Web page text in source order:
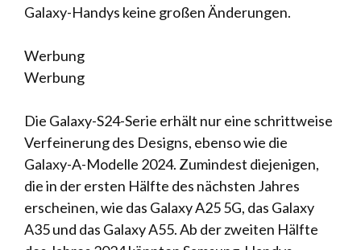
Galaxy-Handys keine großen Änderungen.
Werbung
Werbung
Die Galaxy-S24-Serie erhält nur eine schrittweise
Verfeinerung des Designs, ebenso wie die
Galaxy-A-Modelle 2024. Zumindest diejenigen,
die in der ersten Hälfte des nächsten Jahres
erscheinen, wie das Galaxy A25 5G, das Galaxy
A35 und das Galaxy A55. Ab der zweiten Hälfte